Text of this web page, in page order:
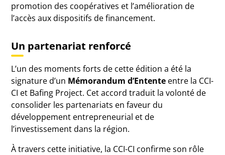
promotion des coopératives et l’amélioration de
l’accès aux dispositifs de financement.
Un partenariat renforcé
L’un des moments forts de cette édition a été la
signature d’un Mémorandum d’Entente entre la CCI-
CI et Bafing Project. Cet accord traduit la volonté de
consolider les partenariats en faveur du
développement entrepreneurial et de
l’investissement dans la région.
À travers cette initiative, la CCI-CI confirme son rôle